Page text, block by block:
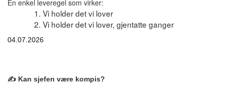
En enkel leveregel som virker:
Vi holder det vi lover
Vi holder det vi lover, gjentatte ganger
04.07.2026
✍️ Kan sjefen være kompis?